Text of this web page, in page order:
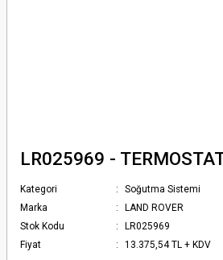
LR025969 -
Kategori
Soğutma Sistemi
Marka
LAND ROVER
Stok Kodu
LR025969
Fiyat
13.375,54 TL + KDV